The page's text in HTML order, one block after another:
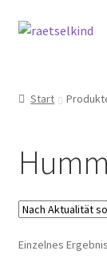
Zur
Zum
Cookie-
Echtheit von
Start
Einzelnes